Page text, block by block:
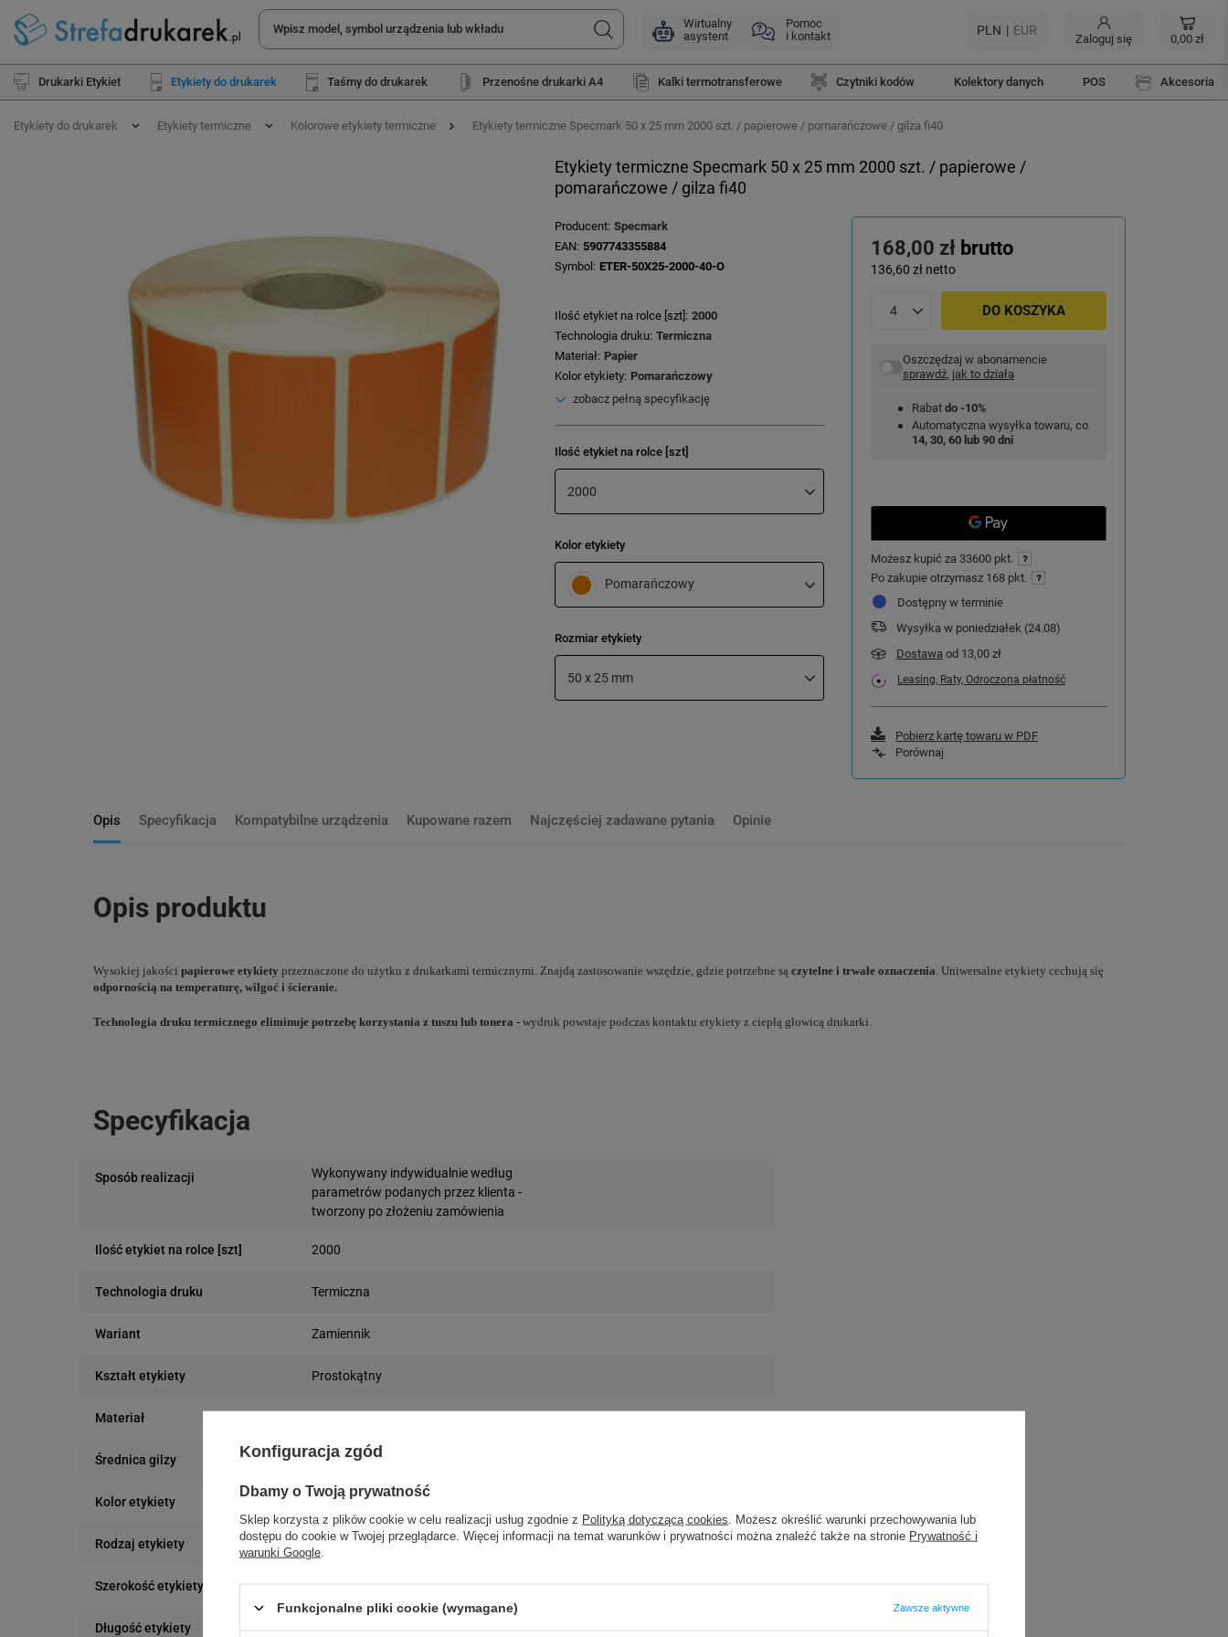
Wirtualny
asystent
Pomoc
i kontakt
PLN EUR
Zaloguj się 0,00 zł
Drukarki Etykiet Etykiety do drukarek Taśmy do drukarek Przenośne drukarki A4 Kalki termotransferowe Czytniki kodów Kolektory danych POS Akcesoria
Etykiety do drukarek Etykiety termiczne Kolorowe etykiety termiczne Etykiety termiczne Specmark 50 x 25 mm 2000 szt. / papierowe / pomarańczowe / gilza fi40
Etykiety termiczne Specmark 50 x 25 mm 2000 szt. / papierowe /
pomarańczowe / gilza fi40
168,00 zł brutto
136,60 zł netto
DO KOSZYKA
Oszczędzaj w abonamencie
sprawdź, jak to działa
Rabat do -10%
Automatyczna wysyłka towaru, co
14, 30, 60 lub 90 dni
Możesz kupić za 33600 pkt.
Po zakupie otrzymasz 168 pkt.
Dostępny w terminie
Wysyłka w poniedziałek (24.08)
Dostawa od 13,00 zł
Leasing, Raty, Odroczona płatność
Pobierz kartę towaru w PDF
Porównaj
Producent Specmark
EAN 5907743355884
Symbol
ETER-50X25-2000-40-O
Ilość etykiet na rolce [szt]
2000
Technologia druku Termiczna
Materiał Papier
Kolor etykiety Pomarańczowy
zobacz pełną specyfikację
Ilość etykiet na rolce [szt]
2000
Kolor etykiety
Pomarańczowy
Rozmiar etykiety
50 x 25 mm
Opis Specyfikacja Kompatybilne urządzenia Kupowane razem Najczęściej zadawane pytania Opinie
Opis produktu
Wysokiej jakości papierowe etykiety przeznaczone do użytku z drukarkami termicznymi. Znajdą zastosowanie wszędzie, gdzie potrzebne są czytelne i trwałe oznaczenia. Uniwersalne etykiety cechują się
odpornością na temperaturę, wilgoć i ścieranie.
Technologia druku termicznego eliminuje potrzebę korzystania z tuszu lub tonera - wydruk powstaje podczas kontaktu etykiety z ciepłą głowicą drukarki.
Specyfikacja
Sposób realizacji
Wykonywany indywidualnie według
parametrów podanych przez klienta -
tworzony po złożeniu zamówienia
Ilość etykiet na rolce [szt] 2000
Technologia druku Termiczna
Wariant Zamiennik
Kształt etykiety Prostokątny
Materiał
Średnica gilzy 40 mm
Kolor etykiety Pomarańczowy
Rodzaj etykiety Uniwersalna
Szerokość etykiety
Długość etykiety
Konfiguracja zgód
Dbamy o Twoją prywatność
Sklep korzysta z plików cookie w celu realizacji usług zgodnie z Polityką dotyczącą cookies . Możesz określić warunki przechowywania lub
dostępu do cookie w Twojej przeglądarce. Więcej informacji na temat warunków i prywatności można znaleźć także na stronie Prywatność i
warunki Google
Funkcjonalne pliki cookie (wymagane) Zawsze aktywne